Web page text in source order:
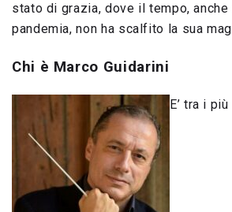
stato di grazia, dove il tempo,
pandemia, non ha scalfito la sua
Chi è Marco Guidarini
E’ tra i